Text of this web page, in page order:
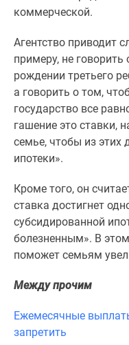
новостроек
Экология
Москвы
Подмосковья
Студии
комнатные
комнатные
Квартиры
карте
калькулятор
ипотека
Военная
коммерческой.
Агентство приводит
примеру, не
рождении третьего
а говорить о том,
государство все
гашение это ставки,
семье, чтобы из этих
ипотеки».
Кроме того, он
ставка достигнет
субсидированной
болезненным». В
поможет семьям
Между прочим
Ежемесячные
запретить